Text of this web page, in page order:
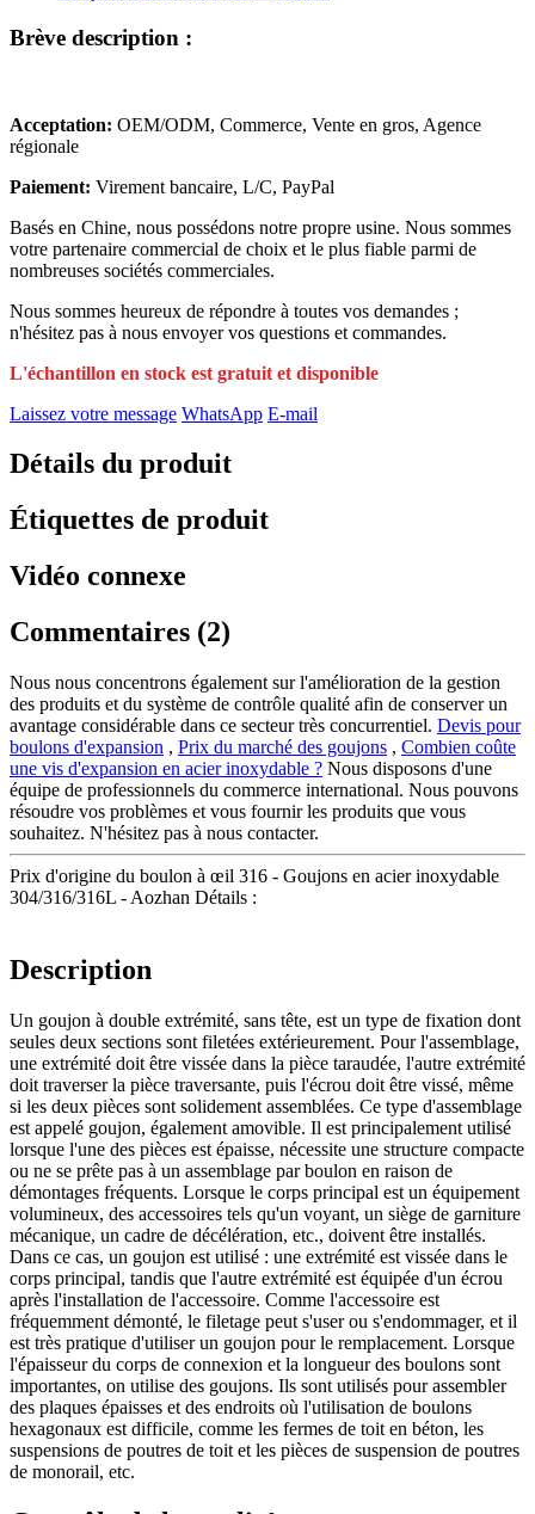
Brève description :
Acceptation: OEM/ODM, Commerce, Vente en gros, Agence
régionale
Paiement: Virement bancaire, L/C, PayPal
Basés en Chine, nous possédons notre propre usine. Nous sommes
votre partenaire commercial de choix et le plus fiable parmi de
nombreuses sociétés commerciales.
Nous sommes heureux de répondre à toutes vos demandes ;
n'hésitez pas à nous envoyer vos questions et commandes.
L'échantillon en stock est gratuit et disponible
Laissez votre message WhatsApp E-mail
Détails du produit
Étiquettes de produit
Vidéo connexe
Commentaires (2)
Nous nous concentrons également sur l'amélioration de la gestion
des produits et du système de contrôle qualité afin de conserver un
avantage considérable dans ce secteur très concurrentiel. Devis pour
boulons d'expansion , Prix du marché des goujons , Combien coûte
une vis d'expansion en acier inoxydable ? Nous disposons d'une
équipe de professionnels du commerce international. Nous pouvons
résoudre vos problèmes et vous fournir les produits que vous
souhaitez. N'hésitez pas à nous contacter.
Prix d'origine du boulon à œil 316 - Goujons en acier inoxydable
304/316/316L - Aozhan Détails :
Description
Un goujon à double extrémité, sans tête, est un type de fixation dont
seules deux sections sont filetées extérieurement. Pour l'assemblage,
une extrémité doit être vissée dans la pièce taraudée, l'autre extrémité
doit traverser la pièce traversante, puis l'écrou doit être vissé, même
si les deux pièces sont solidement assemblées. Ce type d'assemblage
est appelé goujon, également amovible. Il est principalement utilisé
lorsque l'une des pièces est épaisse, nécessite une structure compacte
ou ne se prête pas à un assemblage par boulon en raison de
démontages fréquents. Lorsque le corps principal est un équipement
volumineux, des accessoires tels qu'un voyant, un siège de garniture
mécanique, un cadre de décélération, etc., doivent être installés.
Dans ce cas, un goujon est utilisé : une extrémité est vissée dans le
corps principal, tandis que l'autre extrémité est équipée d'un écrou
après l'installation de l'accessoire. Comme l'accessoire est
fréquemment démonté, le filetage peut s'user ou s'endommager, et il
est très pratique d'utiliser un goujon pour le remplacement. Lorsque
l'épaisseur du corps de connexion et la longueur des boulons sont
importantes, on utilise des goujons. Ils sont utilisés pour assembler
des plaques épaisses et des endroits où l'utilisation de boulons
hexagonaux est difficile, comme les fermes de toit en béton, les
suspensions de poutres de toit et les pièces de suspension de poutres
de monorail, etc.